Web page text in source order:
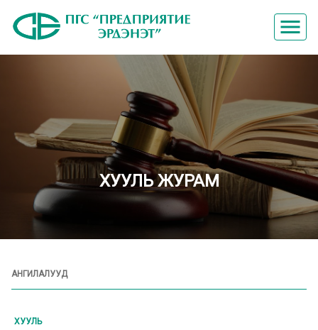
menu
ХУУЛЬ ЖУРАМ
АНГИЛАЛУУД
ХУУЛЬ